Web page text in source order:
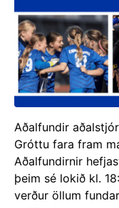
Aðalfundir
Gróttu fara fram
Aðalfundirnir
þeim sé lokið kl.
verður öllum